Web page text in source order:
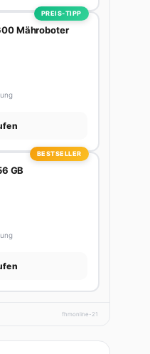
PREIS-TIPP
Mähroboter
BESTSELLER
GB
fhmonline-21